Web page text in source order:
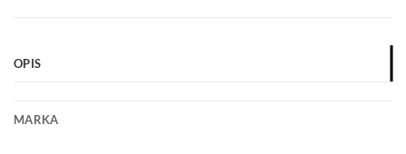
OPIS
MARKA